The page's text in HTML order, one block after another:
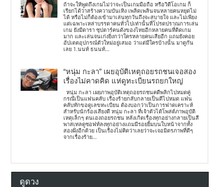
ถ้าจะให้พูดถึงเกมไม่ว่าจะเป็นเกมมือถือ หรือวิดีโอเกม ก็
เรียกได้ว่าสร้างความบันเทิง เพลิดเพลินจนหลายคนหยุดไม่
ได้ หรือไม่ก็ต้องเข้ามาเล่นทุกวันถึงจะสบายใจ และไม่เพียง
แต่เฉพาะเหล่าบรรดาคนทั่วไปเท่านั้นที่โปรดปราณการเล่น
เกม ยังมีดารา ซุปตาร์คนดังของไทยอีกหลายคนที่ติดเกม
มาก และเล่นจนเก่งยิ่งกว่าใครหลายคนเสียอีก แถมยังคอย
อัปเดตอุปกรณ์ตัวใหม่อยู่เสมอ ว่าแต่มีใครบ้างนั้น มาดูกัน
เลย 1.นนท์ ธนนท์...
“หนุ่ม กะลา” เผยอุบัติเหตุถอยรถชนเจอสอง
เรื่องไม่คาดคิด แห่ดูทะเบียนรถยกใหญ่
หนุ่ม กะลา เผยภาพอุบัติเหตุถอยรถชนคดีพลิกไปหมดคู่
กรณีเป็นแฟนคลับ เรื่องร้ายกลับกลายเป็นดีไปหมด แฟน
คลับทักขอดูเลขทะเบียน ต้องบอกว่าเป็นการฟาดเคราะห์
สำหรับนักร้องเสียงดี หนุ่ม กะลา ที่เจ้าตัวได้โพสต์ภาพอุบัติ
เหตุเล็กๆ ตนเองถอยรถชน หลังเกิดเรื่องทุกอย่างกลายเป็นสี
พาสเทลดูซอฟท์ลงทุกอย่างแถมมีรอยยิ้มบนใบหน้าจากทั้ง
สองฝั่งอีกด้วย เป็นเรื่องไม่คิดว่าเลยว่าจะเจอมิตรภาพที่ดีๆ
จากเรื่องร้าย...
ดูดวง